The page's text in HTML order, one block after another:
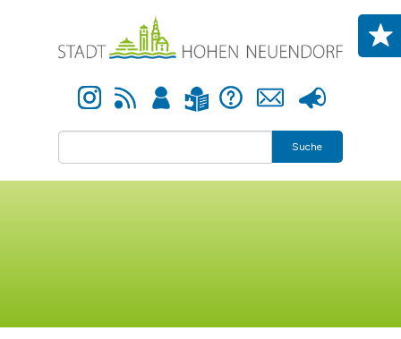
Instagram Newsfeed Anmelden Leichte Sprache Hilfe Kontakt Presse
Suche